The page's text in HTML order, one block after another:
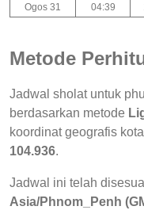
Ogos 31
04:39
Metode
Jadwal sholat untuk
berdasarkan metode
koordinat geografis
104.936.
Jadwal ini telah
Asia/Phnom_Penh